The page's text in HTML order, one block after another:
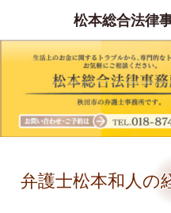
松本総合法律
弁護士松本和人の